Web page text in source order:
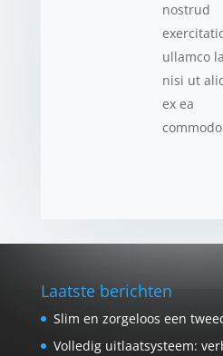
nostrud
ullamco
nisi ut
ex ea
Laatste berichten
Slim en zorgeloos een
Volledig uitlaatsysteem: